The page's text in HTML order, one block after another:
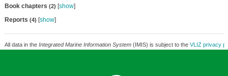
Book chapters (2) [show]
Reports (4) [show]
All data in the Integrated Marine Information System(IMIS) is subject to the VLIZ privacy